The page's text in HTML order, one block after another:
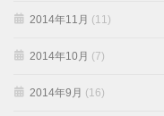
2014年11月 (11)
2014年10月 (7)
2014年9月 (16)